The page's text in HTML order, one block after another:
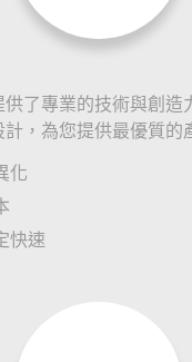
了專業的技術與創造
，為您提供最優質的
化
快速